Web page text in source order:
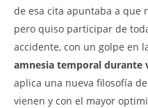
de esa cita apuntaba a que
pero quiso participar de
accidente, con un golpe en
amnesia temporal durante
aplica una nueva filosofía
vienen y con el mayor